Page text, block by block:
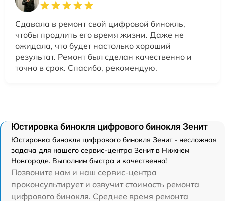
Сдавала в ремонт свой цифровой бинокль,
чтобы продлить его время жизни. Даже не
ожидала, что будет настолько хороший
результат. Ремонт был сделан качественно и
точно в срок. Спасибо, рекомендую.
Юстировка бинокля цифрового бинокля Зенит
Юстировка бинокля цифрового бинокля Зенит - несложная
задача для нашего сервис-центра Зенит в Нижнем
Новгороде. Выполним быстро и качественно!
Позвоните нам и наш сервис-центра
проконсультирует и озвучит стоимость ремонта
цифрового бинокля. Среднее время ремонта